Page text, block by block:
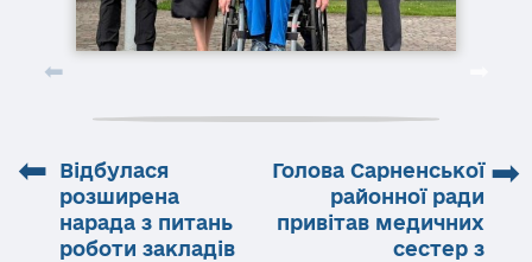
⬅
Відбулася
розширена
нарада з питань
роботи закладів
➡
Голова Сарненської
районної ради
привітав медичних
сестер з